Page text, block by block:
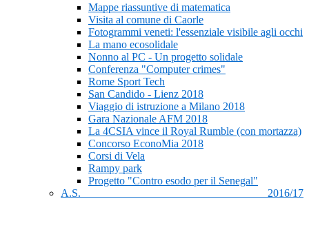
Mappe riassuntive di matematica
Visita al comune di Caorle
Fotogrammi veneti: l'essenziale visibile agli occhi
La mano ecosolidale
Nonno al PC - Un progetto solidale
Conferenza "Computer crimes"
Rome Sport Tech
San Candido - Lienz 2018
Viaggio di istruzione a Milano 2018
Gara Nazionale AFM 2018
La 4CSIA vince il Royal Rumble (con mortazza)
Concorso EconoMia 2018
Corsi di Vela
Rampy park
Progetto "Contro esodo per il Senegal"
A.S. 2016/17